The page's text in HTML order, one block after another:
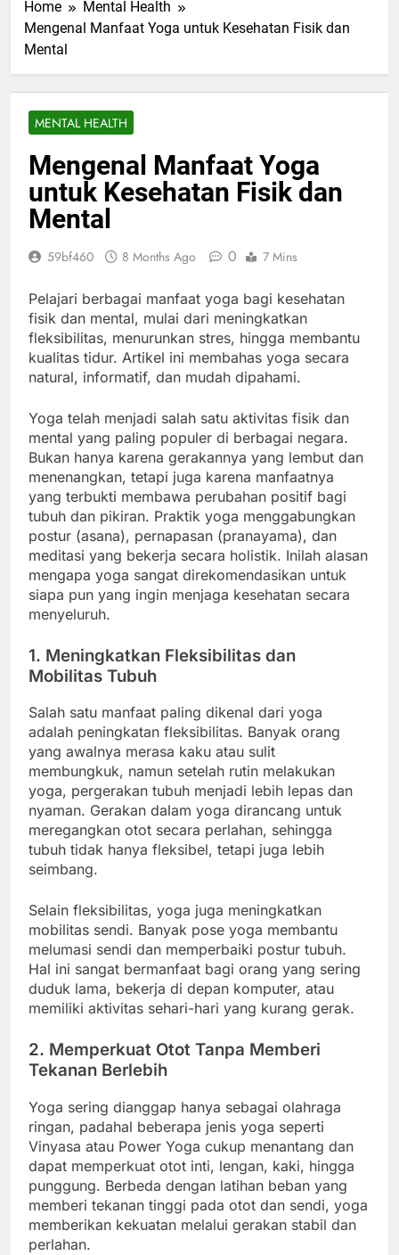
Home
Mental Health
Mengenal Manfaat Yoga untuk Kesehatan Fisik dan
Mental
MENTAL HEALTH
Mengenal Manfaat Yoga
untuk Kesehatan Fisik dan
Mental
59bf460 8 Months Ago 0 7 Mins
Pelajari berbagai manfaat yoga bagi kesehatan
fisik dan mental, mulai dari meningkatkan
fleksibilitas, menurunkan stres, hingga membantu
kualitas tidur. Artikel ini membahas yoga secara
natural, informatif, dan mudah dipahami.
Yoga telah menjadi salah satu aktivitas fisik dan
mental yang paling populer di berbagai negara.
Bukan hanya karena gerakannya yang lembut dan
menenangkan, tetapi juga karena manfaatnya
yang terbukti membawa perubahan positif bagi
tubuh dan pikiran. Praktik yoga menggabungkan
postur (asana), pernapasan (pranayama), dan
meditasi yang bekerja secara holistik. Inilah alasan
mengapa yoga sangat direkomendasikan untuk
siapa pun yang ingin menjaga kesehatan secara
menyeluruh.
1. Meningkatkan Fleksibilitas dan
Mobilitas Tubuh
Salah satu manfaat paling dikenal dari yoga
adalah peningkatan fleksibilitas. Banyak orang
yang awalnya merasa kaku atau sulit
membungkuk, namun setelah rutin melakukan
yoga, pergerakan tubuh menjadi lebih lepas dan
nyaman. Gerakan dalam yoga dirancang untuk
meregangkan otot secara perlahan, sehingga
tubuh tidak hanya fleksibel, tetapi juga lebih
seimbang.
Selain fleksibilitas, yoga juga meningkatkan
mobilitas sendi. Banyak pose yoga membantu
melumasi sendi dan memperbaiki postur tubuh.
Hal ini sangat bermanfaat bagi orang yang sering
duduk lama, bekerja di depan komputer, atau
memiliki aktivitas sehari-hari yang kurang gerak.
2. Memperkuat Otot Tanpa Memberi
Tekanan Berlebih
Yoga sering dianggap hanya sebagai olahraga
ringan, padahal beberapa jenis yoga seperti
Vinyasa atau Power Yoga cukup menantang dan
dapat memperkuat otot inti, lengan, kaki, hingga
punggung. Berbeda dengan latihan beban yang
memberi tekanan tinggi pada otot dan sendi, yoga
memberikan kekuatan melalui gerakan stabil dan
perlahan.